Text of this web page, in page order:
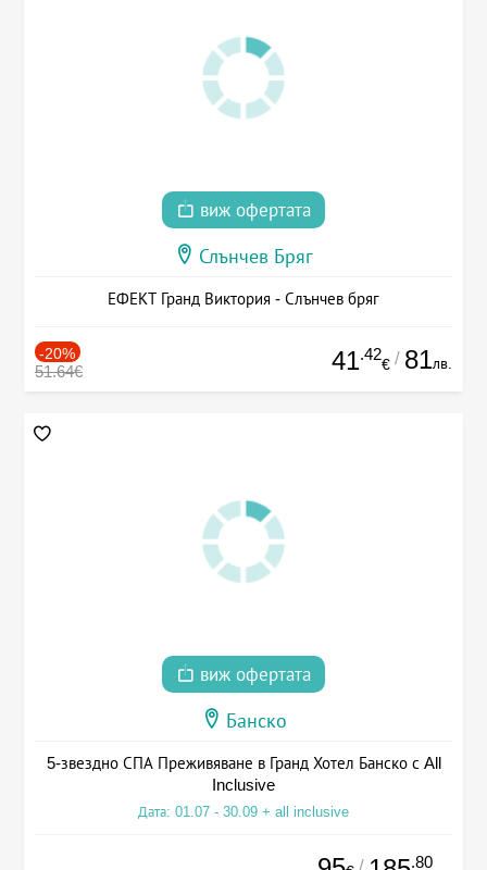
виж офертата
Слънчев Бряг
ЕФЕКТ Гранд Виктория - Слънчев бряг
-20%
51.64€ 41.42
€ / 81лв.
виж офертата
Банско
5-звездно СПА Преживяване в Гранд Хотел Банско с All
Inclusive
Дата: 01.07 - 30.09 + all inclusive
.80